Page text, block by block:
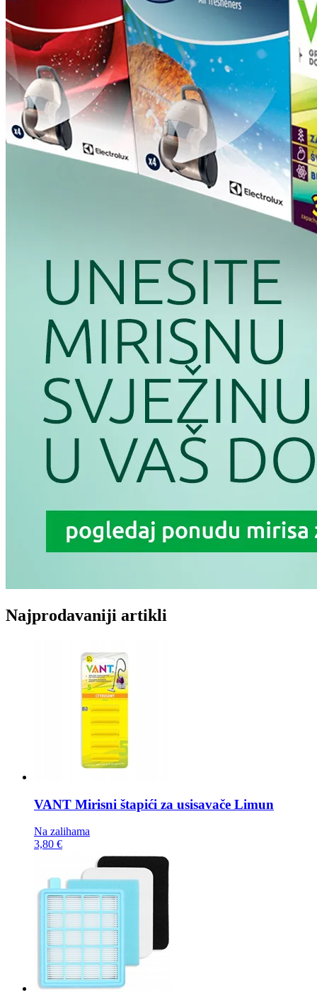
Najprodavaniji artikli
VANT Mirisni štapići za usisavače Limun
Na zalihama
3,80 €